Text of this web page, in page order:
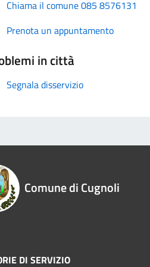
Chiama il comune 085 8576131
Prenota un appuntamento
in città
Segnala disservizio
Comune di Cugnoli
DI SERVIZIO